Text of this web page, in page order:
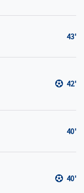
43'
42'
40'
40'